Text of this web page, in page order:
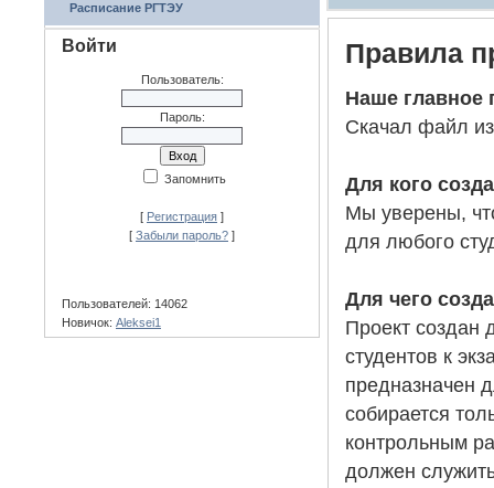
Расписание РГТЭУ
Войти
Пользователь:
Пароль:
Запомнить
[ Регистрация ]
[ Забыли пароль? ]
Пользователей: 14062
Новичок: Aleksei1
Правила
Наше главное
Скачал файл
Для кого
Мы уверены,
для любого
Для чего
Проект создан
студентов к
предназначен
собирается
контрольным
должен